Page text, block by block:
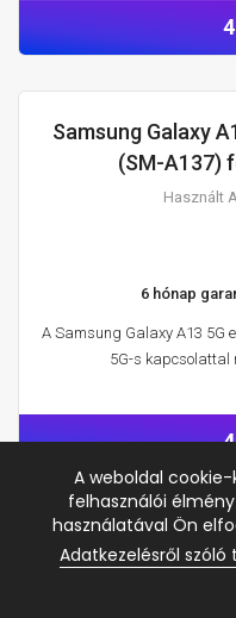
Samsung Galaxy
(SM-A137)
Használt
6 hónap
A Samsung Galaxy A13 5G
5G-s kapcsolattal
Samsung Galaxy
A weboldal
felhasználói
használatával Ön
Adatkezelésről